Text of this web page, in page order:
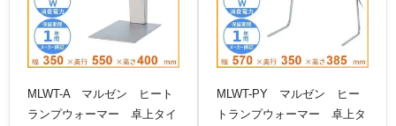
MLWT-A マルゼン ヒート
ランプウォーマー 卓上タイ
MLWT-PY マルゼン ヒー
トランプウォーマー 卓上タ